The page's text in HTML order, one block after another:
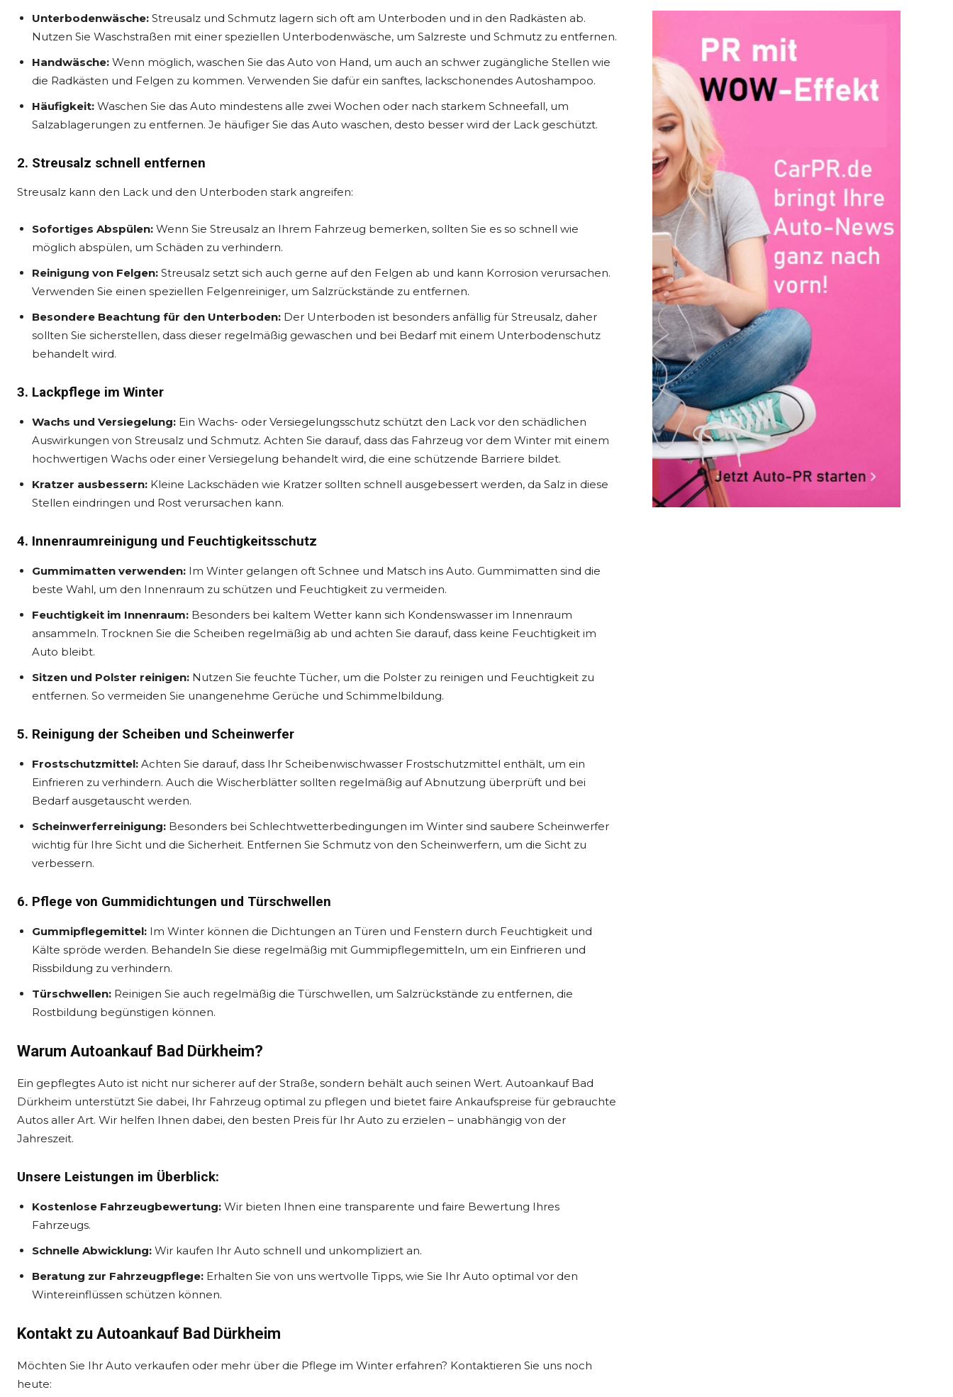
Unterbodenwäsche: Streusalz und Schmutz lagern sich oft am Unterboden und in den Radkästen ab.
Nutzen Sie Waschstraßen mit einer speziellen Unterbodenwäsche, um Salzreste und Schmutz zu entfernen.
Handwäsche: Wenn möglich, waschen Sie das Auto von Hand, um auch an schwer zugängliche Stellen wie
die Radkästen und Felgen zu kommen. Verwenden Sie dafür ein sanftes, lackschonendes Autoshampoo.
Häufigkeit: Waschen Sie das Auto mindestens alle zwei Wochen oder nach starkem Schneefall, um
Salzablagerungen zu entfernen. Je häufiger Sie das Auto waschen, desto besser wird der Lack geschützt.
2. Streusalz schnell entfernen
Streusalz kann den Lack und den Unterboden stark angreifen:
Sofortiges Abspülen: Wenn Sie Streusalz an Ihrem Fahrzeug bemerken, sollten Sie es so schnell wie
möglich abspülen, um Schäden zu verhindern.
Reinigung von Felgen: Streusalz setzt sich auch gerne auf den Felgen ab und kann Korrosion verursachen.
Verwenden Sie einen speziellen Felgenreiniger, um Salzrückstände zu entfernen.
Besondere Beachtung für den Unterboden: Der Unterboden ist besonders anfällig für Streusalz, daher
sollten Sie sicherstellen, dass dieser regelmäßig gewaschen und bei Bedarf mit einem Unterbodenschutz
behandelt wird.
3. Lackpflege im Winter
Wachs und Versiegelung: Ein Wachs- oder Versiegelungsschutz schützt den Lack vor den schädlichen
Auswirkungen von Streusalz und Schmutz. Achten Sie darauf, dass das Fahrzeug vor dem Winter mit einem
hochwertigen Wachs oder einer Versiegelung behandelt wird, die eine schützende Barriere bildet.
Kratzer ausbessern: Kleine Lackschäden wie Kratzer sollten schnell ausgebessert werden, da Salz in diese
Stellen eindringen und Rost verursachen kann.
4. Innenraumreinigung und Feuchtigkeitsschutz
Gummimatten verwenden: Im Winter gelangen oft Schnee und Matsch ins Auto. Gummimatten sind die
beste Wahl, um den Innenraum zu schützen und Feuchtigkeit zu vermeiden.
Feuchtigkeit im Innenraum: Besonders bei kaltem Wetter kann sich Kondenswasser im Innenraum
ansammeln. Trocknen Sie die Scheiben regelmäßig ab und achten Sie darauf, dass keine Feuchtigkeit im
Auto bleibt.
Sitzen und Polster reinigen: Nutzen Sie feuchte Tücher, um die Polster zu reinigen und Feuchtigkeit zu
entfernen. So vermeiden Sie unangenehme Gerüche und Schimmelbildung.
5. Reinigung der Scheiben und Scheinwerfer
Frostschutzmittel: Achten Sie darauf, dass Ihr Scheibenwischwasser Frostschutzmittel enthält, um ein
Einfrieren zu verhindern. Auch die Wischerblätter sollten regelmäßig auf Abnutzung überprüft und bei
Bedarf ausgetauscht werden.
Scheinwerferreinigung: Besonders bei Schlechtwetterbedingungen im Winter sind saubere Scheinwerfer
wichtig für Ihre Sicht und die Sicherheit. Entfernen Sie Schmutz von den Scheinwerfern, um die Sicht zu
verbessern.
6. Pflege von Gummidichtungen und Türschwellen
Gummipflegemittel: Im Winter können die Dichtungen an Türen und Fenstern durch Feuchtigkeit und
Kälte spröde werden. Behandeln Sie diese regelmäßig mit Gummipflegemitteln, um ein Einfrieren und
Rissbildung zu verhindern.
Türschwellen: Reinigen Sie auch regelmäßig die Türschwellen, um Salzrückstände zu entfernen, die
Rostbildung begünstigen können.
Warum Autoankauf Bad Dürkheim?
Ein gepflegtes Auto ist nicht nur sicherer auf der Straße, sondern behält auch seinen Wert. Autoankauf Bad
Dürkheim unterstützt Sie dabei, Ihr Fahrzeug optimal zu pflegen und bietet faire Ankaufspreise für gebrauchte
Autos aller Art. Wir helfen Ihnen dabei, den besten Preis für Ihr Auto zu erzielen – unabhängig von der
Jahreszeit.
Unsere Leistungen im Überblick:
Kostenlose Fahrzeugbewertung: Wir bieten Ihnen eine transparente und faire Bewertung Ihres
Fahrzeugs.
Schnelle Abwicklung: Wir kaufen Ihr Auto schnell und unkompliziert an.
Beratung zur Fahrzeugpflege: Erhalten Sie von uns wertvolle Tipps, wie Sie Ihr Auto optimal vor den
Wintereinflüssen schützen können.
Kontakt zu Autoankauf Bad Dürkheim
Möchten Sie Ihr Auto verkaufen oder mehr über die Pflege im Winter erfahren? Kontaktieren Sie uns noch
heute: